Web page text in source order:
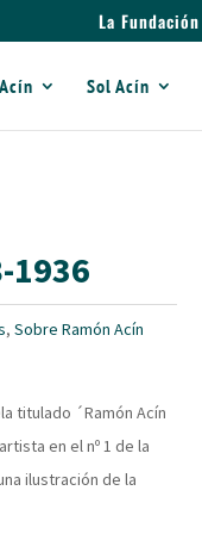
La Fundación
Sol Acín
1936
,Sobre Ramón Acín
titulado ´Ramón Acín
en el nº 1 de la
ilustración de la